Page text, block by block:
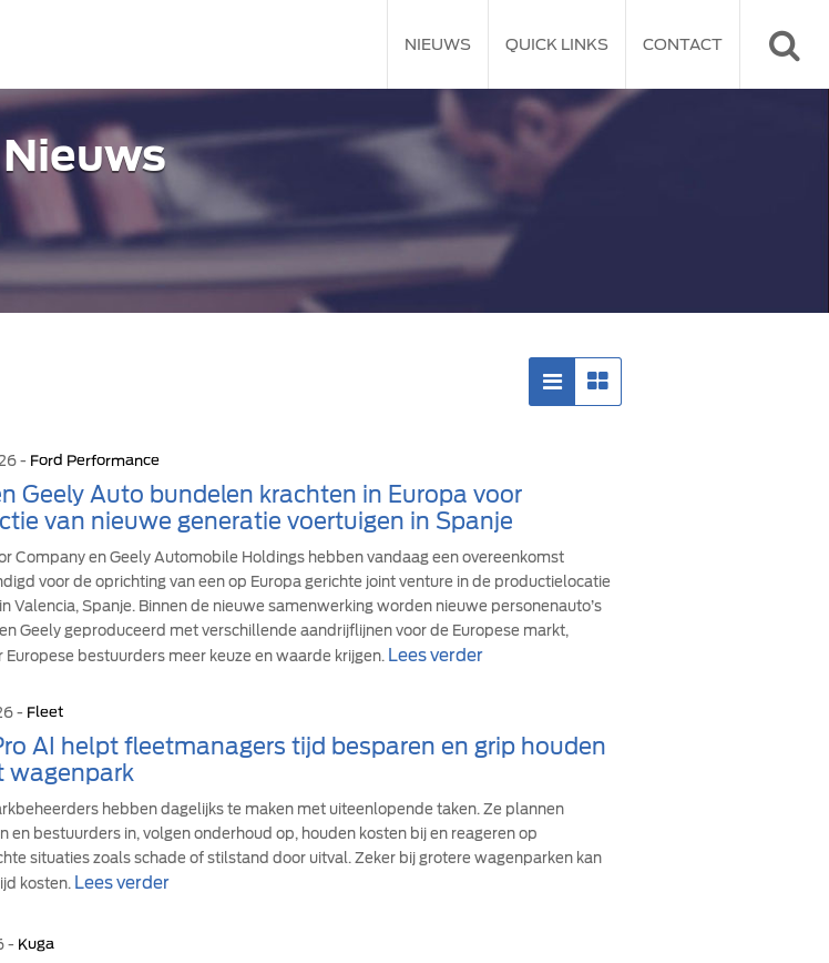
NIEUWS QUICK LINKS CONTACT
Nieuws
- Ford Performance
Geely Auto bundelen krachten in Europa voor
van nieuwe generatie voertuigen in Spanje
Company en Geely Automobile Holdings hebben vandaag een overeenkomst
voor de oprichting van een op Europa gerichte joint venture in de productielocatie
Valencia, Spanje. Binnen de nieuwe samenwerking worden nieuwe personenauto’s
Geely geproduceerd met verschillende aandrijflijnen voor de Europese markt,
Europese bestuurders meer keuze en waarde krijgen. Lees verder
- Fleet
AI helpt fleetmanagers tijd besparen en grip houden
wagenpark
hebben dagelijks te maken met uiteenlopende taken. Ze plannen
en bestuurders in, volgen onderhoud op, houden kosten bij en reageren op
situaties zoals schade of stilstand door uitval. Zeker bij grotere wagenparken kan
kosten. Lees verder
- Kuga